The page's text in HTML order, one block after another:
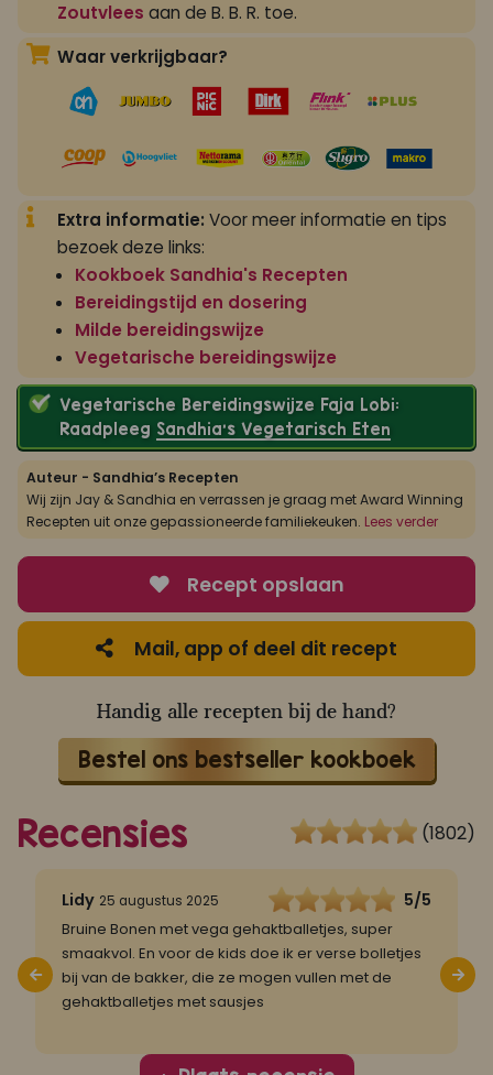
Zoutvlees aan de B. B. R. toe.
Waar verkrijgbaar?
Extra informatie: Voor meer informatie en tips
bezoek deze links:
Kookboek Sandhia's Recepten
Bereidingstijd en dosering
Milde bereidingswijze
Vegetarische bereidingswijze
Vegetarische Bereidingswijze Faja Lobi:
Raadpleeg Sandhia’s Vegetarisch Eten
Auteur - Sandhia’s Recepten
Wij zijn Jay & Sandhia en verrassen je graag met Award Winning
Recepten uit onze gepassioneerde familiekeuken. Lees verder
Recept opslaan
Mail, app of deel dit recept
Handig alle recepten bij de hand?
Bestel ons bestseller kookboek
Recensies (1802)
Lidy 25 augustus 2025 5/5
Bruine Bonen met vega gehaktballetjes, super
smaakvol. En voor de kids doe ik er verse bolletjes
bij van de bakker, die ze mogen vullen met de
gehaktballetjes met sausjes